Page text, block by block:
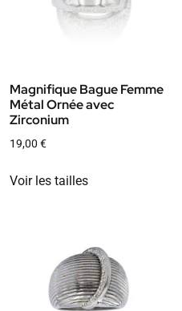
Magnifique Bague Femme
Métal Ornée avec
Zirconium
19,00 €
Voir les tailles